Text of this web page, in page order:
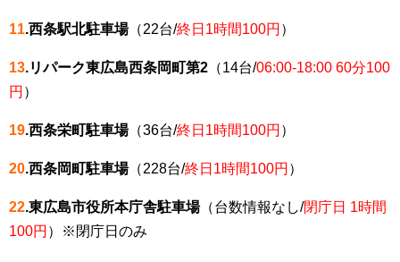
11.西条駅北駐車場（22台/終日1時間100円 ）
13.リパーク東広島西条岡町第2 （14台/06:00-18:00 60分100
円 ）
19.西条栄町駐車場（36台/終日1時間100円 ）
20.西条岡町駐車場（228台/終日1時間100円 ）
22.東広島市役所本庁舎駐車場（台数情報なし/閉庁日 1時間
100円 ）※閉庁日のみ